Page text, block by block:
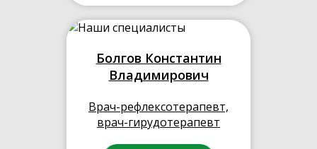
Болгов Константин
Владимирович
Врач-рефлексотерапевт,
врач-гирудотерапевт